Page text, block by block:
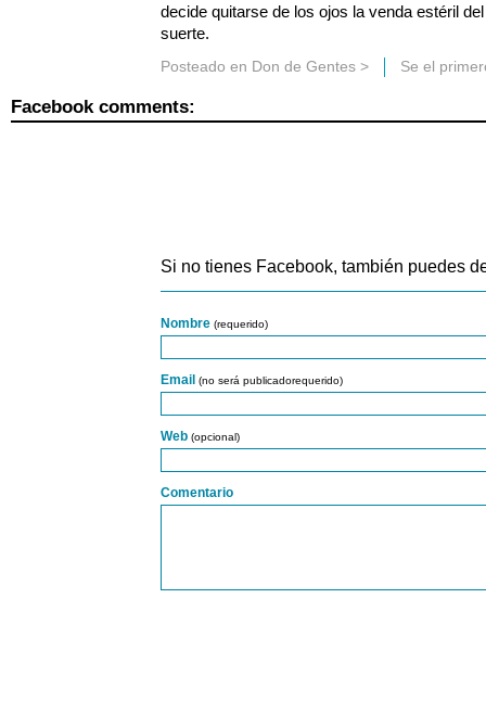
decide quitarse de los ojos la venda estéril
suerte.
Posteado en Don de Gentes > Se el
Facebook comments:
Si no tienes Facebook, también puedes
Nombre (requerido)
Email (no será publicadorequerido)
Web (opcional)
Comentario